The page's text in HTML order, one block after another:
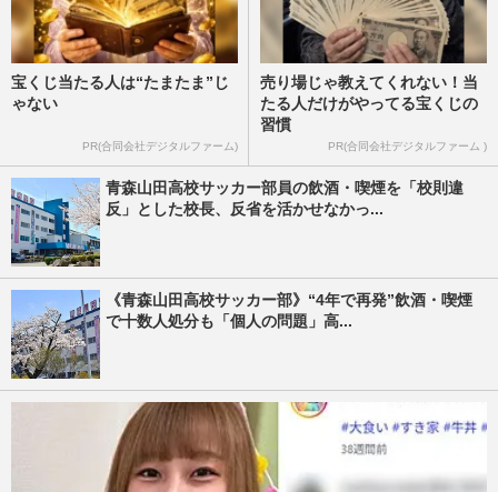
宝くじ当たる人は“たまたま”じ
ゃない
PR(合同会社デジタルファーム)
売り場じゃ教えてくれない！当
たる人だけがやってる宝くじの
習慣
PR(合同会社デジタルファーム )
青森山田高校サッカー部員の飲酒・喫煙を「校則違
反」とした校長、反省を活かせなかっ...
《青森山田高校サッカー部》“4年で再発”飲酒・喫煙
で十数人処分も「個人の問題」高...